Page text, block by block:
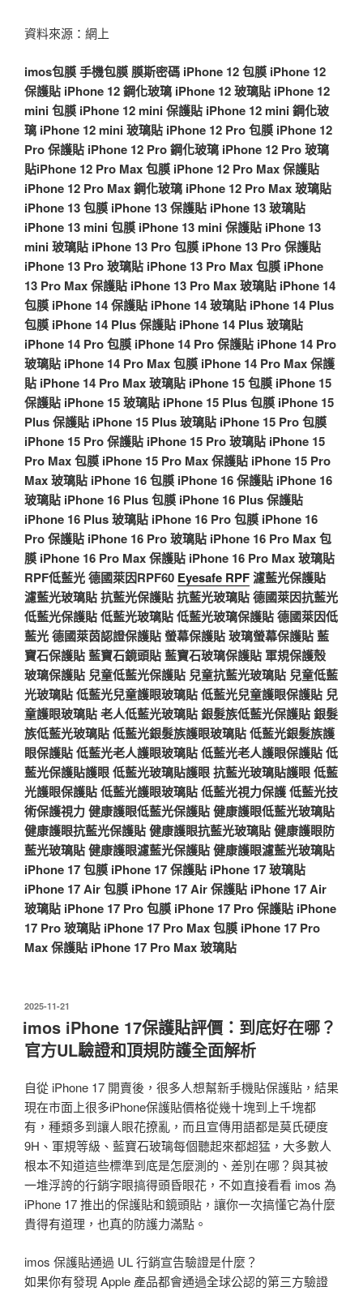
資料來源：網上
imos包膜手機包膜膜斯密碼 iPhone 12 包膜 iPhone 12
保護貼 iPhone 12 鋼化玻璃 iPhone 12 玻璃貼 iPhone 12
mini 包膜 iPhone 12 mini 保護貼 iPhone 12 mini 鋼化玻
璃 iPhone 12 mini 玻璃貼 iPhone 12 Pro 包膜 iPhone 12
Pro 保護貼 iPhone 12 Pro 鋼化玻璃 iPhone 12 Pro 玻璃
貼iPhone 12 Pro Max 包膜 iPhone 12 Pro Max 保護貼
iPhone 12 Pro Max 鋼化玻璃 iPhone 12 Pro Max 玻璃貼
iPhone 13 包膜 iPhone 13 保護貼 iPhone 13 玻璃貼
iPhone 13 mini 包膜 iPhone 13 mini 保護貼 iPhone 13
mini 玻璃貼 iPhone 13 Pro 包膜 iPhone 13 Pro 保護貼
iPhone 13 Pro 玻璃貼 iPhone 13 Pro Max 包膜 iPhone
13 Pro Max 保護貼 iPhone 13 Pro Max 玻璃貼 iPhone 14
包膜 iPhone 14 保護貼 iPhone 14 玻璃貼 iPhone 14 Plus
包膜 iPhone 14 Plus 保護貼 iPhone 14 Plus 玻璃貼
iPhone 14 Pro 包膜 iPhone 14 Pro 保護貼 iPhone 14 Pro
玻璃貼 iPhone 14 Pro Max 包膜 iPhone 14 Pro Max 保護
貼 iPhone 14 Pro Max 玻璃貼 iPhone 15 包膜 iPhone 15
保護貼 iPhone 15 玻璃貼 iPhone 15 Plus 包膜 iPhone 15
Plus 保護貼 iPhone 15 Plus 玻璃貼 iPhone 15 Pro 包膜
iPhone 15 Pro 保護貼 iPhone 15 Pro 玻璃貼 iPhone 15
Pro Max 包膜 iPhone 15 Pro Max 保護貼 iPhone 15 Pro
Max 玻璃貼 iPhone 16 包膜 iPhone 16 保護貼 iPhone 16
玻璃貼 iPhone 16 Plus 包膜 iPhone 16 Plus 保護貼
iPhone 16 Plus 玻璃貼 iPhone 16 Pro 包膜 iPhone 16
Pro 保護貼 iPhone 16 Pro 玻璃貼 iPhone 16 Pro Max 包
膜 iPhone 16 Pro Max 保護貼 iPhone 16 Pro Max 玻璃貼
RPF低藍光德國萊因RPF60 Eyesafe RPF濾藍光保護貼
濾藍光玻璃貼抗藍光保護貼抗藍光玻璃貼德國萊因抗藍光
低藍光保護貼低藍光玻璃貼低藍光玻璃保護貼德國萊因低
藍光德國萊茵認證保護貼螢幕保護貼玻璃螢幕保護貼藍
寶石保護貼藍寶石鏡頭貼藍寶石玻璃保護貼 軍規保護殼
玻璃保護貼 兒童低藍光保護貼 兒童抗藍光玻璃貼 兒童低藍
光玻璃貼低藍光兒童護眼玻璃貼低藍光兒童護眼保護貼 兒
童護眼玻璃貼老人低藍光玻璃貼銀髮族低藍光保護貼銀髮
族低藍光玻璃貼低藍光銀髮族護眼玻璃貼低藍光銀髮族護
眼保護貼低藍光老人護眼玻璃貼低藍光老人護眼保護貼低
藍光保護貼護眼低藍光玻璃貼護眼抗藍光玻璃貼護眼低藍
光護眼保護貼低藍光護眼玻璃貼低藍光視力保護低藍光技
術保護視力健康護眼低藍光保護貼健康護眼低藍光玻璃貼
健康護眼抗藍光保護貼健康護眼抗藍光玻璃貼健康護眼防
藍光玻璃貼健康護眼濾藍光保護貼健康護眼濾藍光玻璃貼
iPhone 17 包膜 iPhone 17 保護貼 iPhone 17 玻璃貼
iPhone 17 Air 包膜 iPhone 17 Air 保護貼 iPhone 17 Air
玻璃貼 iPhone 17 Pro 包膜 iPhone 17 Pro 保護貼 iPhone
17 Pro 玻璃貼 iPhone 17 Pro Max 包膜 iPhone 17 Pro
Max 保護貼 iPhone 17 Pro Max 玻璃貼
發
佈
於
2025-11-21
imos iPhone 17保護貼評價：到底好在哪？
官方UL驗證和頂規防護全面解析
自從 iPhone 17 開賣後，很多人想幫新手機貼保護貼，結果
現在市面上很多iPhone保護貼價格從幾十塊到上千塊都
有，種類多到讓人眼花撩亂，而且宣傳用語都是莫氏硬度
9H、軍規等級、藍寶石玻璃每個聽起來都超猛，大多數人
根本不知道這些標準到底是怎麼測的、差別在哪？與其被
一堆浮誇的行銷字眼搞得頭昏眼花，不如直接看看 imos 為
iPhone 17 推出的保護貼和鏡頭貼，讓你一次搞懂它為什麼
貴得有道理，也真的防護力滿點。
imos 保護貼通過 UL 行銷宣告驗證是什麼？
如果你有發現 Apple 產品都會通過全球公認的第三方驗證